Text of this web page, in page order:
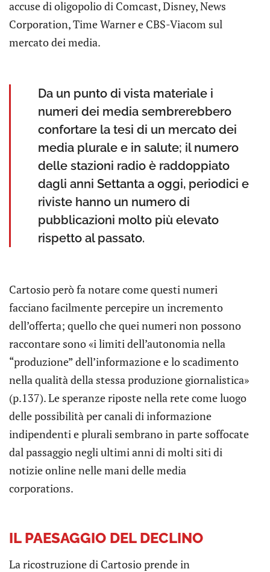
accuse di oligopolio di Comcast, Disney, News
Corporation, Time Warner e CBS-Viacom sul
mercato dei media.
Da un punto di vista materiale i
numeri dei media sembrerebbero
confortare la tesi di un mercato dei
media plurale e in salute; il numero
delle stazioni radio è raddoppiato
dagli anni Settanta a oggi, periodici e
riviste hanno un numero di
pubblicazioni molto più elevato
rispetto al passato.
Cartosio però fa notare come questi numeri
facciano facilmente percepire un incremento
dell’offerta; quello che quei numeri non possono
raccontare sono «i limiti dell’autonomia nella
“produzione” dell’informazione e lo scadimento
nella qualità della stessa produzione giornalistica»
(p.137). Le speranze riposte nella rete come luogo
delle possibilità per canali di informazione
indipendenti e plurali sembrano in parte soffocate
dal passaggio negli ultimi anni di molti siti di
notizie online nelle mani delle media
corporations.
IL PAESAGGIO DEL DECLINO
La ricostruzione di Cartosio prende in